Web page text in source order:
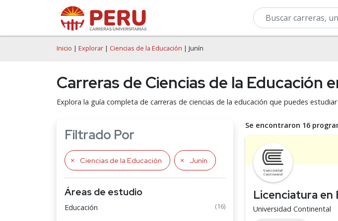
Inicio | Explorar | Ciencias de la Educación | Junín
Carreras de Ciencias de la Educación
Explora la guía completa de carreras de ciencias de la educación que puedes
Filtrado Por
Ciencias de la Educación Junín
Áreas de estudio
Educación (16)
Se encontraron 16
Licenciatura en
Universidad Continental